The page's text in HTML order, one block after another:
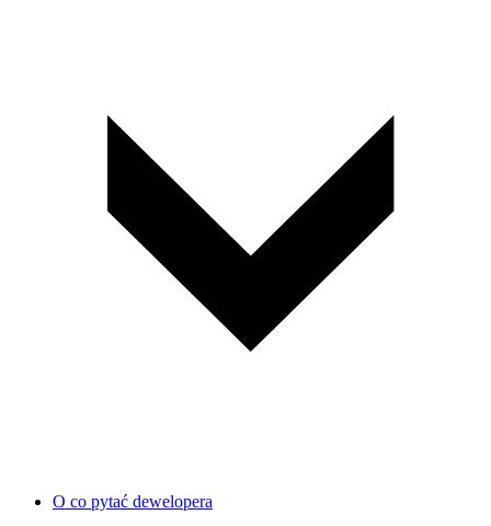
O co pytać dewelopera